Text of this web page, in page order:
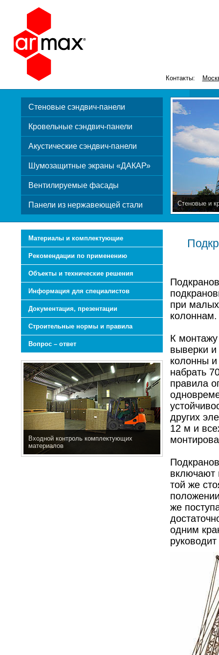
Контакты:
Стеновые сэндвич-панели
Кровельные сэндвич-панели
Акустические сэндвич-панели
Шумозащитные экраны «ДАКАР»
Вентилируемые фасады
Панели из нержавеющей стали
Материалы и комплектующие
Рекомендации по применению
Объекты и технические решения
Информация для специалистов
Документация, презентации
Строительные нормы и правила
Вопрос – ответ
Гусеничный пресс
при
колоннам.
К монтажу
выверки и
колонны
набрать
правила
других
12 м и
включают
той же
же
одним